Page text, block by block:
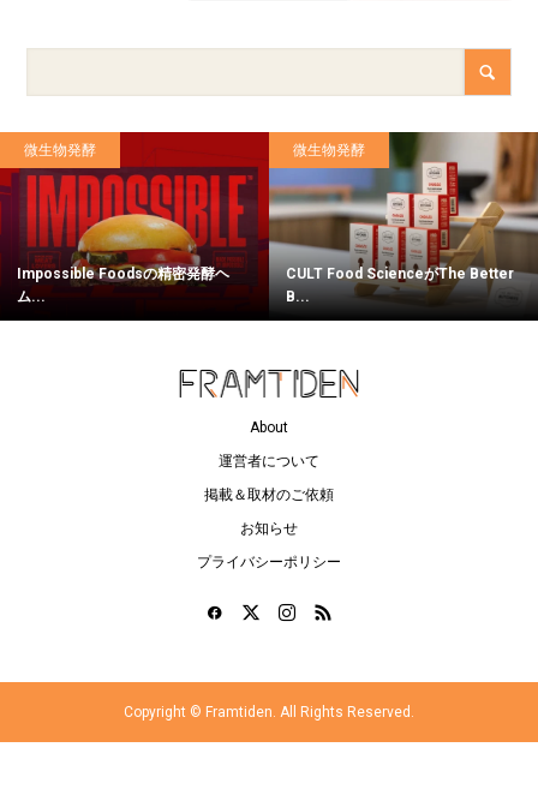
微生物発酵
Impossible Foodsの精密発酵ヘ
ム...
微生物発酵
CULT Food ScienceがThe Better
B...
About
運営者について
掲載＆取材のご依頼
お知らせ
プライバシーポリシー
Copyright © Framtiden. All Rights Reserved.